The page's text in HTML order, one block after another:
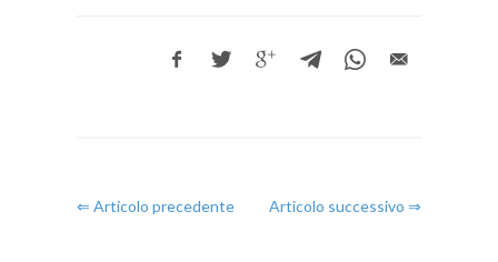
⇐ Articolo precedente Articolo successivo ⇒